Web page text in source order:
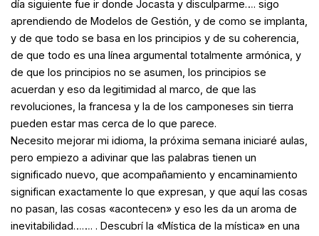
día siguiente fue ir donde Jocasta y disculparme…. sigo
aprendiendo de Modelos de Gestión, y de como se implanta,
y de que todo se basa en los principios y de su coherencia,
de que todo es una línea argumental totalmente armónica, y
de que los principios no se asumen, los principios se
acuerdan y eso da legitimidad al marco, de que las
revoluciones, la francesa y la de los camponeses sin tierra
pueden estar mas cerca de lo que parece.
Necesito mejorar mi idioma, la próxima semana iniciaré aulas,
pero empiezo a adivinar que las palabras tienen un
significado nuevo, que acompañamiento y encaminamiento
significan exactamente lo que expresan, y que aquí las cosas
no pasan, las cosas «acontecen» y eso les da un aroma de
inevitabilidad……. . Descubrí la «Mística de la mística» en una